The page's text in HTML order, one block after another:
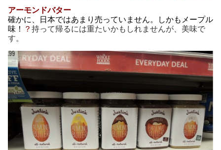
アーモンドバター
確かに、日本ではあまり売っていません。しかもメープル
味！
？ 持って帰るには重たいかもしれませんが、美味で
す。